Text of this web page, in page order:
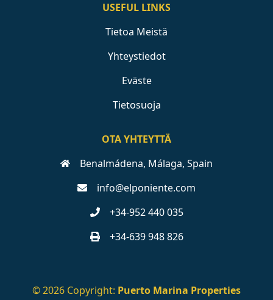
USEFUL LINKS
Tietoa Meistä
Yhteystiedot
Eväste
Tietosuoja
OTA YHTEYTTÄ
Benalmádena, Málaga, Spain
info@elponiente.com
+34-952 440 035
+34-639 948 826
© 2026 Copyright: Puerto Marina Properties